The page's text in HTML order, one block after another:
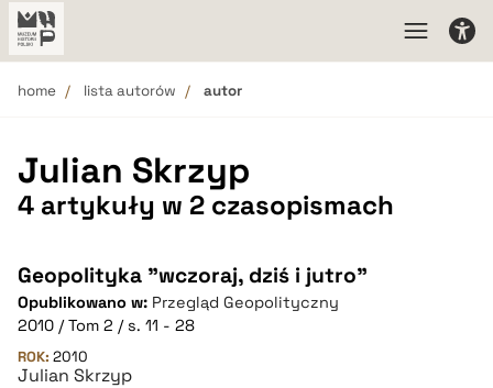
home lista autorów autor
Julian Skrzyp
4 artykuły w 2 czasopismach
Geopolityka "wczoraj, dziś i jutro"
Opublikowano w: Przegląd Geopolityczny
2010 / Tom 2 / s. 11 - 28
ROK: 2010
Julian Skrzyp